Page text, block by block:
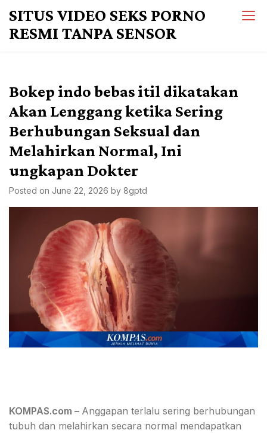
content
SITUS VIDEO SEKS PORNO
RESMI TANPA SENSOR
Bokep indo bebas itil dikatakan
Akan Lenggang ketika Sering
Berhubungan Seksual dan
Melahirkan Normal, Ini
ungkapan Dokter
Posted on June 22, 2026 by 8gptd
KOMPAS.com – Anggapan terlalu sering berhubungan
tubuh dan melahirkan secara normal mendapatkan